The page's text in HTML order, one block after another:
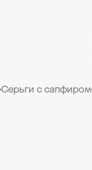
Серьги с сапфиром